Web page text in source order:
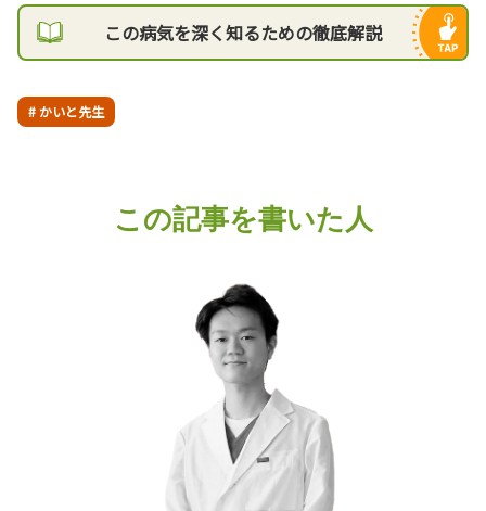
この病気を深く知るための徹底解説
# かいと先生
この記事を書いた人